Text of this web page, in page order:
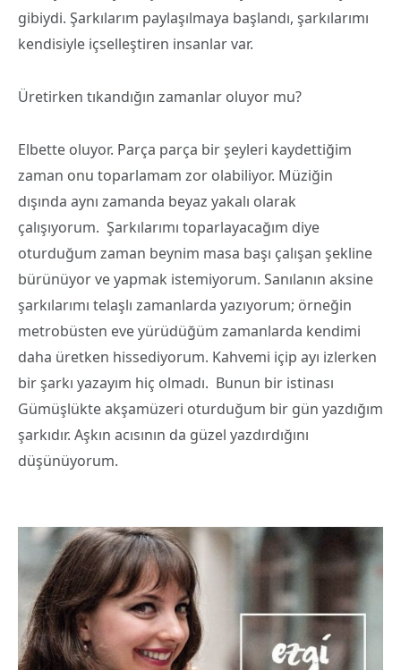
gibiydi. Şarkılarım paylaşılmaya başlandı, şarkılarımı
kendisiyle içselleştiren insanlar var.
Üretirken tıkandığın zamanlar oluyor mu?
Elbette oluyor. Parça parça bir şeyleri kaydettiğim
zaman onu toparlamam zor olabiliyor. Müziğin
dışında aynı zamanda beyaz yakalı olarak
çalışıyorum. Şarkılarımı toparlayacağım diye
oturduğum zaman beynim masa başı çalışan şekline
bürünüyor ve yapmak istemiyorum. Sanılanın aksine
şarkılarımı telaşlı zamanlarda yazıyorum; örneğin
metrobüsten eve yürüdüğüm zamanlarda kendimi
daha üretken hissediyorum. Kahvemi içip ayı izlerken
bir şarkı yazayım hiç olmadı. Bunun bir istinası
Gümüşlükte akşamüzeri oturduğum bir gün yazdığım
şarkıdır. Aşkın acısının da güzel yazdırdığını
düşünüyorum.